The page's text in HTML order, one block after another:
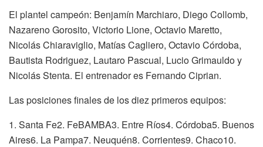
El plantel campeón: Benjamín Marchiaro, Diego Collomb,
Nazareno Gorosito, Victorio Lione, Octavio Maretto,
Nicolás Chiaraviglio, Matías Cagliero, Octavio Córdoba,
Bautista Rodriguez, Lautaro Pascual, Lucio Grimauldo y
Nicolás Stenta. El entrenador es Fernando Ciprian.
Las posiciones finales de los diez primeros equipos:
1. Santa Fe2. FeBAMBA3. Entre Ríos4. Córdoba5. Buenos
Aires6. La Pampa7. Neuquén8. Corrientes9. Chaco10.